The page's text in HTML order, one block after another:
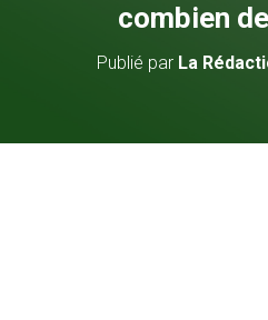
combien
Publié par La